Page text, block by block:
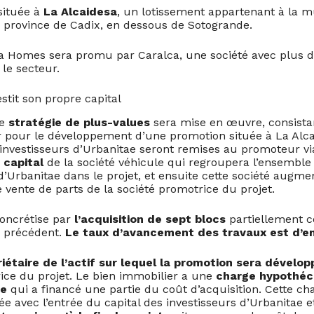
à La Alcaidesa, un lotissement appartenant à la
province de Cadix, en dessous de Sotogrande.
Homes sera promu par Caralca, une société avec plus
le secteur.
son propre capital
stratégie de plus-values sera mise en œuvre,
le développement d’une promotion située à La
d’Urbanitae seront remises au promoteur
capitalde la société véhicule qui regroupera
dans le projet, et ensuite cette société
de parts de la société promotrice du projet.
par l’acquisition de sept blocs partiellement
Le taux d’avancement des travaux est
de l’actif sur lequel la promotion sera
du projet. Le bien immobilier a une charge
qui a financé une partie du coût d’acquisition. Cette
avec l’entrée du capital des investisseurs d’Urbanitae